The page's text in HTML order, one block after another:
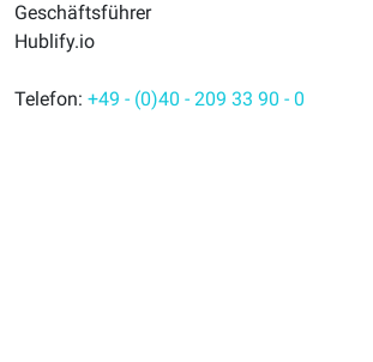
Geschäftsführer
Hublify.io
Telefon: +49 - (0)40 - 209 33 90 - 0